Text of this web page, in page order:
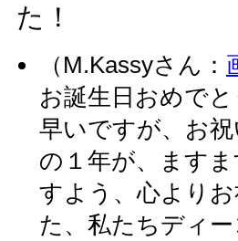
た！
（M.Kassyさん：
お誕生日おめで
早いですが、お
の１年が、ます
すよう、心より
た、私たちディ